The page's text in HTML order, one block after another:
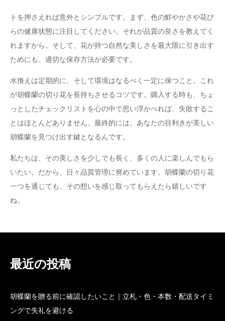
トを押さえれば意外とシンプルです。まず、色の鮮やかさや花び
らの健康状態に注目してください。それが品質の良さを教えてく
れますから。そして、花が持つ自然な美しさを最大限に引き出す
ためにも、適切な保存方法が必要です。
水換えは定期的に、そして環境はなるべく一定に保つこと。これ
が胡蝶蘭の切り花を長持ちさせるコツです。購入する時も、ちょ
っとしたチェックリストを心の中で思い浮かべれば、失敗するこ
とはほとんどありません。最終的には、あなたの目利きが美しい
胡蝶蘭を見つけ出す鍵となるんです。
私たちは、その美しさを少しでも長く、多くの人に楽しんでもら
いたい。だから、日々品質管理に努めています。胡蝶蘭の切り花
一つを通じても、その想いを感じ取ってもらえたら嬉しいです
ね。
最近の投稿
胡蝶蘭を贈る前に確認したいこと｜立札・色・本数・配送タイミ
ングで失礼を避ける